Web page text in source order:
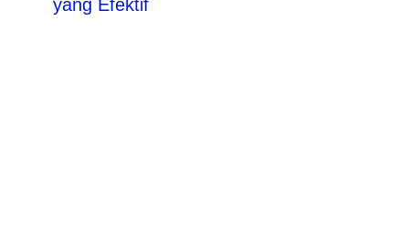
yang Efektif